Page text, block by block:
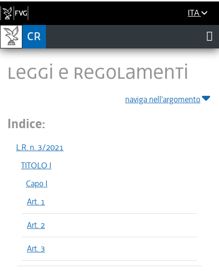
ITA
LEGGI E REGOLAMENTI
naviga nell'argomento
Indice:
L.R. n. 3/2021
TITOLO I
Capo I
Art. 1
Art. 2
Art. 3